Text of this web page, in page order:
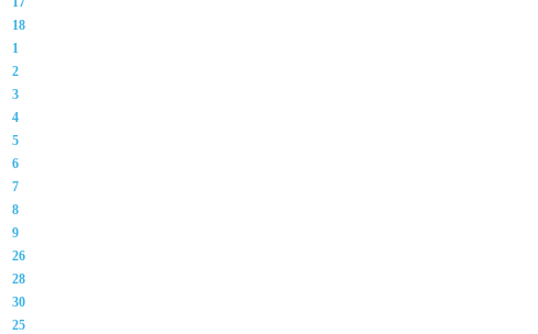
18
1
2
3
4
5
6
7
8
9
26
28
30
25